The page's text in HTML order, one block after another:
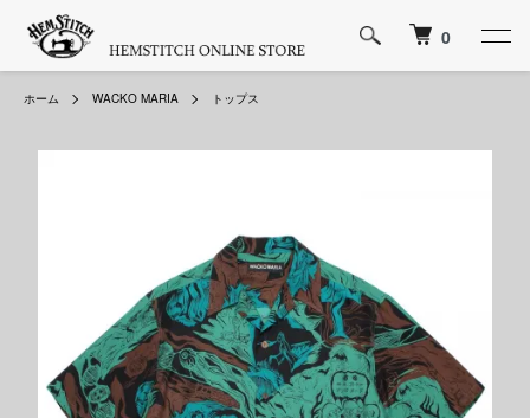
0
ホーム WACKO MARIA トップス